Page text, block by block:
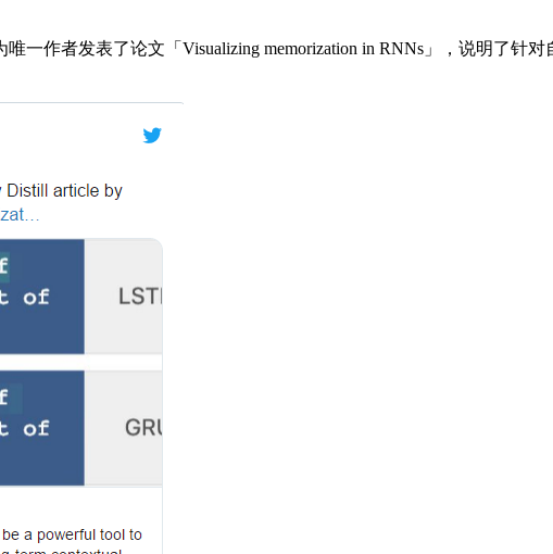
作者发表了论文「Visualizing memorization in RNNs」，说明了针